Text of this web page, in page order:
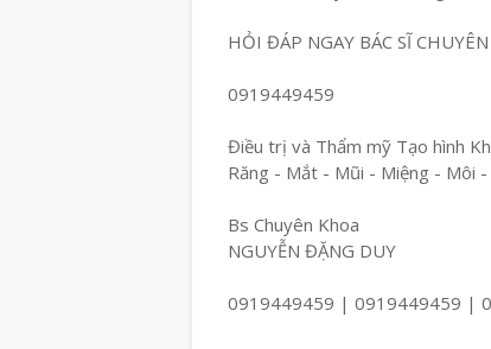
HỎI ĐÁP NGAY BÁC SĨ
0919449459
Điều trị và Thẩm mỹ Tạo hình
Răng - Mắt - Mũi - Miệng - Môi
Bs Chuyên Khoa
NGUYỄN ĐẶNG DUY
0919449459 | 0919449459 |